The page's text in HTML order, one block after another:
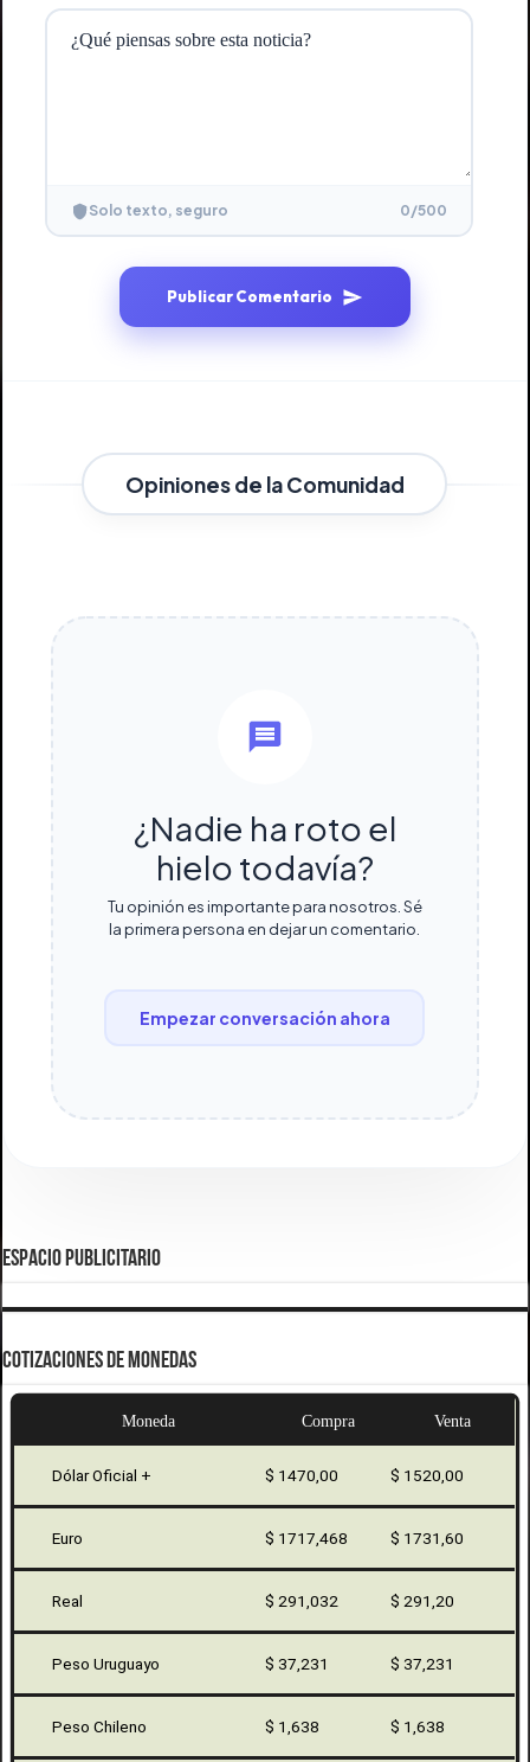
Solo texto, seguro 0/500
Publicar Comentario
Opiniones de la Comunidad
¿Nadie ha roto el
hielo todavía?
Tu opinión es importante para nosotros. Sé
la primera persona en dejar un comentario.
Empezar conversación ahora
ESPACIO PUBLICITARIO
COTIZACIONES DE MONEDAS
Moneda Compra Venta
Dólar Oficial + $ 1470,00 $ 1520,00
Euro $ 1717,468 $ 1731,60
Real $ 291,032 $ 291,20
Peso Uruguayo $ 37,231 $ 37,231
Peso Chileno $ 1,638 $ 1,638